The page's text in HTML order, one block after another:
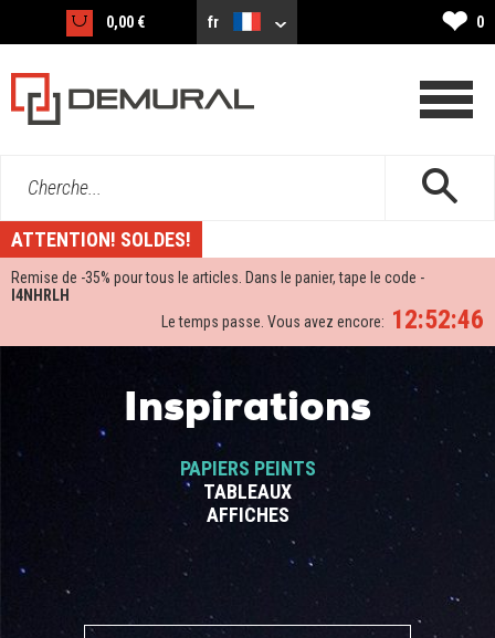
0,00 € fr ❤ 0
Cherche...
ATTENTION! SOLDES!
Remise de -35% pour tous le articles. Dans le panier, tape le code -
I4NHRLH
12:52:46
Le temps passe. Vous avez encore:
Inspirations
PAPIERS PEINTS
TABLEAUX
AFFICHES